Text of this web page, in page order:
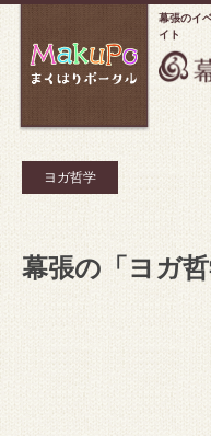
幕張のイ
イト
ヨガ哲学
幕張の「ヨガ